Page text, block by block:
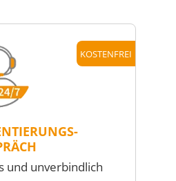
KOSTENFREI
und unverbindlich